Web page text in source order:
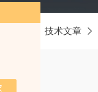
技术文章